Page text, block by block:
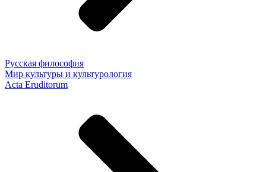
Русская философия
Мир культуры и культурология
Acta Eruditorum